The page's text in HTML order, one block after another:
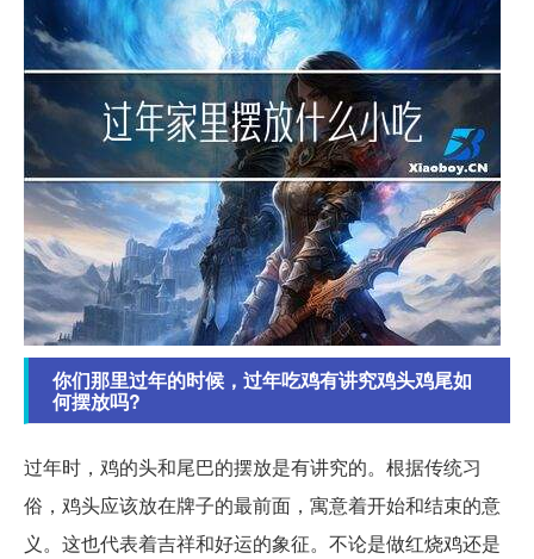
你们那里过年的时候，过年吃鸡有讲究鸡头鸡尾如
何摆放吗?
过年时，鸡的头和尾巴的摆放是有讲究的。根据传统习
俗，鸡头应该放在牌子的最前面，寓意着开始和结束的意
义。这也代表着吉祥和好运的象征。不论是做红烧鸡还是